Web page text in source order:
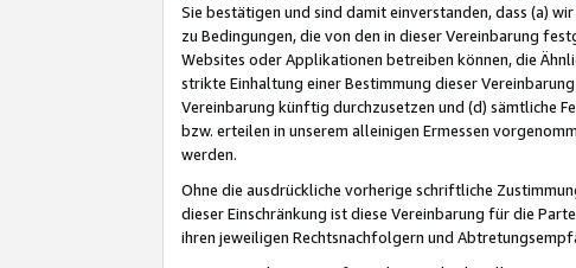
Sie bestätigen und sind damit einverstanden, dass (a)
zu Bedingungen, die von den in dieser Vereinbarung
Websites oder Applikationen betreiben können, die
strikte Einhaltung einer Bestimmung dieser
Vereinbarung künftig durchzusetzen und (d) sämtliche
bzw. erteilen in unserem alleinigen Ermessen
werden.
Ohne die ausdrückliche vorherige schriftliche
dieser Einschränkung ist diese Vereinbarung für die
ihren jeweiligen Rechtsnachfolgern und